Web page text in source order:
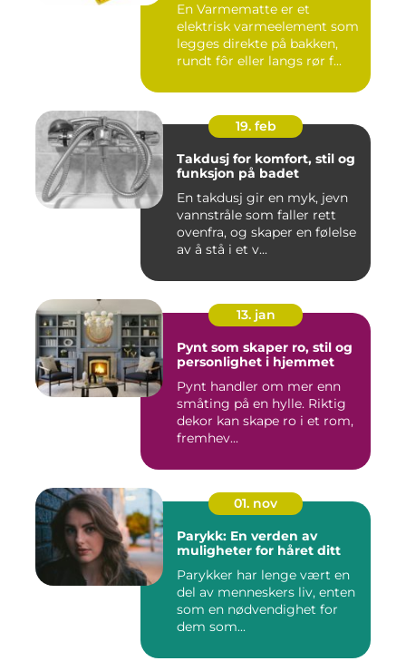
En Varmematte er et
elektrisk varmeelement som
legges direkte på bakken,
rundt fôr eller langs rør f...
19. feb
Takdusj for komfort, stil og
funksjon på badet
En takdusj gir en myk, jevn
vannstråle som faller rett
ovenfra, og skaper en følelse
av å stå i et v...
13. jan
Pynt som skaper ro, stil og
personlighet i hjemmet
Pynt handler om mer enn
småting på en hylle. Riktig
dekor kan skape ro i et rom,
fremhev...
01. nov
Parykk: En verden av
muligheter for håret ditt
Parykker har lenge vært en
del av menneskers liv, enten
som en nødvendighet for
dem som...